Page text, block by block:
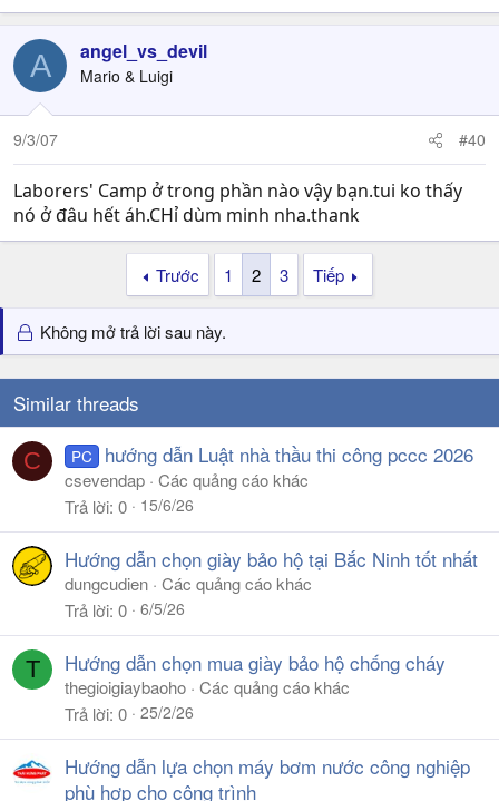
A angel_vs_devil
Mario & Luigi
9/3/07 #40
Laborers' Camp ở trong phần nào vậy bạn.tui ko thấy
nó ở đâu hết áh.CHỉ dùm minh nha.thank
Trước 1 2 3 Tiếp
Không mở trả lời sau này.
Similar threads
C PC hướng dẫn Luật nhà thầu thi công pccc 2026
csevendap Các quảng cáo khác
Trả lời 0 15/6/26
Hướng dẫn chọn giày bảo hộ tại Bắc Ninh tốt nhất
dungcudien Các quảng cáo khác
Trả lời 0 6/5/26
T Hướng dẫn chọn mua giày bảo hộ chống cháy
thegioigiaybaoho Các quảng cáo khác
Trả lời 0 25/2/26
Hướng dẫn lựa chọn máy bơm nước công nghiệp
phù hợp cho công trình